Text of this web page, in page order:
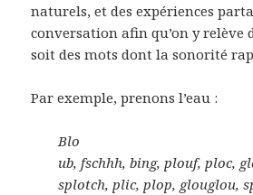
naturels, et des expériences
conversation afin qu’on y relève
soit des mots dont la sonorité
Par exemple, prenons l’eau :
Blo
ub, fschhh, bing, plouf, ploc,
splotch,plic, plop, glouglou,